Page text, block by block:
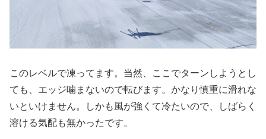
このレベルで凍ってます。当然、ここでターンしようとし
ても、エッジ噛まないので転びます。かなり慎重に滑れな
いといけません。しかも風が強くて冷たいので、しばらく
溶ける気配も無かったです。